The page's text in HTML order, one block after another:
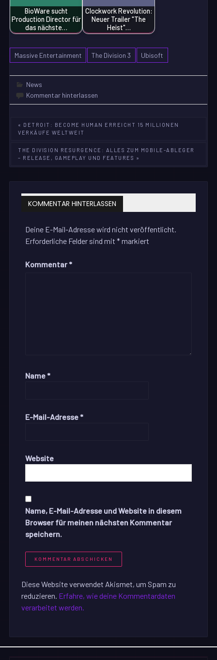
BioWare sucht
Production Director für
das nächste…
Clockwork Revolution:
Neuer Trailer "The
Heist"…
Massive Entertainment The Division 3 Ubisoft
News
Kommentar hinterlassen
Beitragsnavigation
« DETROIT: BECOME HUMAN ERREICHT 15 MILLIONEN
VERKÄUFE WELTWEIT
THE DIVISION RESURGENCE: ALLES ZUM MOBILE-ABLEGER
– RELEASE, GAMEPLAY UND FEATURES »
KOMMENTAR HINTERLASSEN
Deine E-Mail-Adresse wird nicht veröffentlicht.
Erforderliche Felder sind mit*markiert
Kommentar *
Name *
E-Mail-Adresse *
Website
Name, E-Mail-Adresse und Website in diesem
Browser für meinen nächsten Kommentar
speichern.
Diese Website verwendet Akismet, um Spam zu
reduzieren. Erfahre, wie deine Kommentardaten
verarbeitet werden.